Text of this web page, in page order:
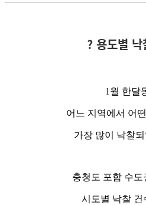
? 용도별 낙
1월 한달
어느 지역에서 어
가장 많이 낙찰
충청도 포함 수도
시도별 낙찰 건